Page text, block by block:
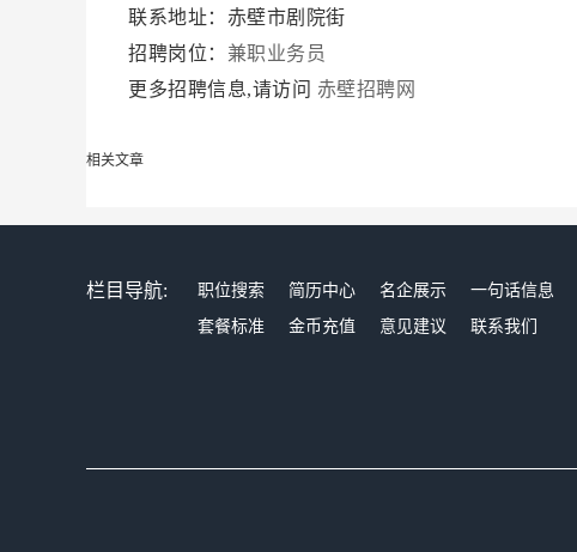
联系地址：赤壁市剧院街
招聘岗位： 兼职业务员
更多招聘信息,请访问 赤壁招聘网
相关文章
栏目导航: 职位搜索 简历中心 名企展示 一句话信息
套餐标准
金币充值 意见建议 联系我们